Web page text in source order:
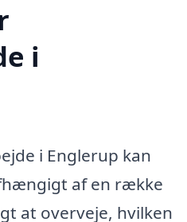
i
i Englerup kan
af en række
at overveje, hvilken